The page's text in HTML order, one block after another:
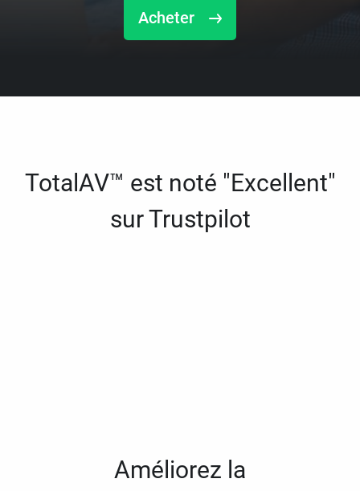
Acheter
TotalAV™ est noté "Excellent"
sur Trustpilot
Améliorez la